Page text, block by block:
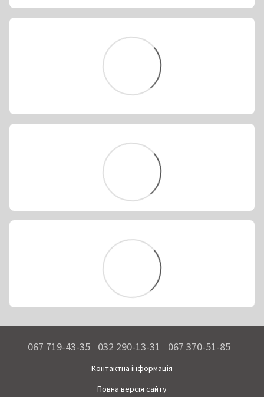
067 719-43-35 032 290-13-31 067 370-51-85
Контактна інформація
Повна версія сайту